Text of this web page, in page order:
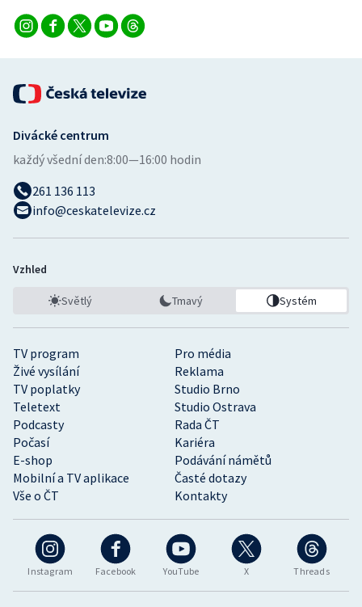
Vodní slalom
Ostatní
Instagram Facebook YouTube X Threads
TV program
Pro média
Živé vysílání
Reklama
TV poplatky
Studio Brno
Teletext
Studio Ostrava
Podcasty
Rada ČT
Počasí
Kariéra
E-shop
Podávání námětů
Mobilní a TV aplikace
Časté dotazy
Vše o ČT
Kontakty
Divácké centrum
každý všední den:8:00—16:00 hodin
261 136 113
info@ceskatelevize.cz
Vzhled
Světlý Tmavý Systém